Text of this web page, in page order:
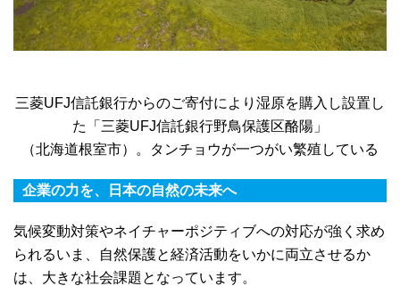
三菱UFJ信託銀行からのご寄付により湿原を購入し設置し
た「三菱UFJ信託銀行野鳥保護区酪陽」
（北海道根室市）。タンチョウが一つがい繁殖している
企業の力を、日本の自然の未来へ
気候変動対策やネイチャーポジティブへの対応が強く求め
られるいま、自然保護と経済活動をいかに両立させるか
は、大きな社会課題となっています。